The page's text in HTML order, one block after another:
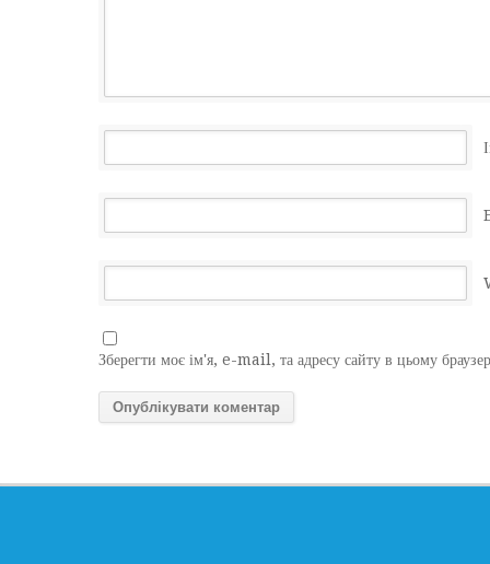
Зберегти моє ім'я, e-mail, та адресу сайту в цьому